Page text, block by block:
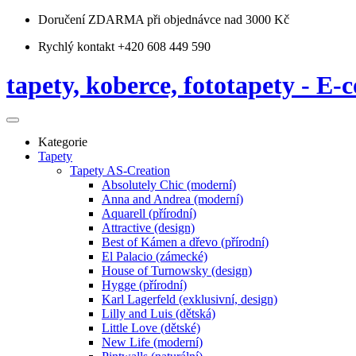
Doručení ZDARMA při objednávce nad 3000 Kč
Rychlý kontakt +420 608 449 590
tapety, koberce, fototapety - E-
Kategorie
Tapety
Tapety AS-Creation
Absolutely Chic (moderní)
Anna and Andrea (moderní)
Aquarell (přírodní)
Attractive (design)
Best of Kámen a dřevo (přírodní)
El Palacio (zámecké)
House of Turnowsky (design)
Hygge (přírodní)
Karl Lagerfeld (exklusivní, design)
Lilly and Luis (dětská)
Little Love (dětské)
New Life (moderní)